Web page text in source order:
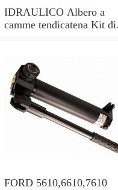
IDRAULICO Albero a
camme tendicatena Kit di
FORD 5610,6610,7610